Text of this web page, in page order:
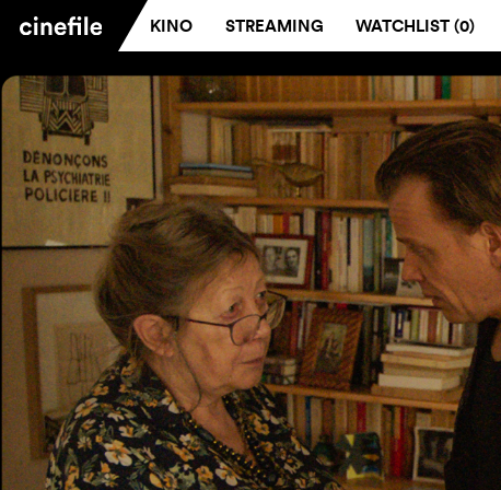
KINO STREAMING WATCHLIST (0)